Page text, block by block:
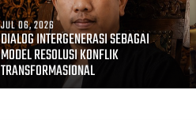
JUL 06, 2026
DIALOG INTERGENERASI SEBAGAI
MODEL RESOLUSI KONFLIK
TRANSFORMASIONAL